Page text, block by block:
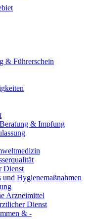
& Führerschein
& Impfung
Dienst
und Hygienemaßnahmen
Arzneimittel
Dienst
& -